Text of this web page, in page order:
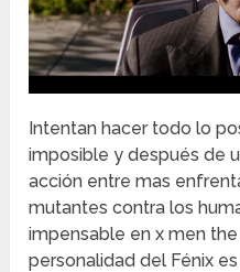
Intentan hacer todo lo
imposible y después de
acción entre mas
mutantes contra los
impensable en x men
personalidad del Fénix